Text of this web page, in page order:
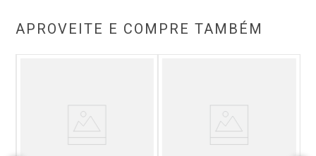
APROVEITE E COMPRE TAMBÉM